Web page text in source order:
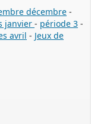
décembre -
janvier - période 3 -
avril - Jeux de